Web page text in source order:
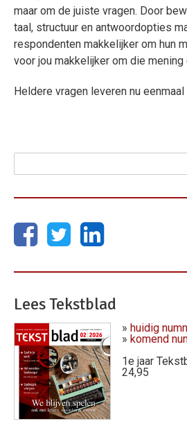
maar om de juiste vragen. Door
taal, structuur en antwoordopties
respondenten makkelijker om hun
voor jou makkelijker om die
Heldere vragen leveren nu
Lees Tekstblad
» huidig
» komend
1e jaar
24,95